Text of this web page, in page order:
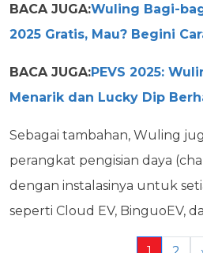
BACA JUGA:Wuling Bagi-
2025 Gratis, Mau? Begini
BACA JUGA:PEVS 2025:
Menarik dan Lucky Dip
Sebagai tambahan, Wuling
perangkat pengisian daya
dengan instalasinya untuk
seperti Cloud EV, BinguoEV,